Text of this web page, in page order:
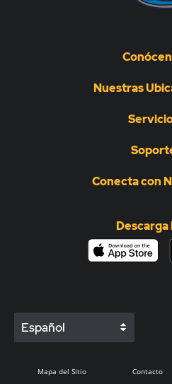
Nuestras
Conecta con
Descarga
Español
Mapa del Sitio Contacto